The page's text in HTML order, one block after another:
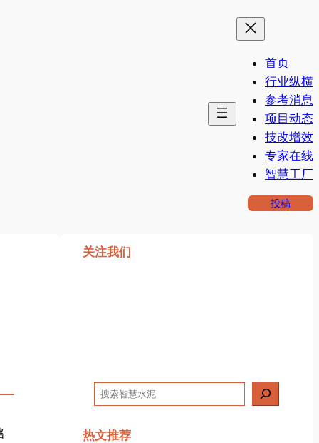
首页
行业纵横
参考消息
项目动态
技改增效
专家在线
智慧工厂
投稿
关注我们
搜
索
热文推荐